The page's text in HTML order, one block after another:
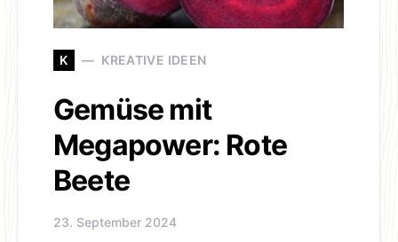
K KREATIVE IDEEN
Gemüse mit
Megapower: Rote
Beete
23. September 2024